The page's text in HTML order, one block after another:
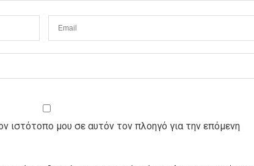
ιστότοπο μου σε αυτόν τον πλοηγό για την επόμενη